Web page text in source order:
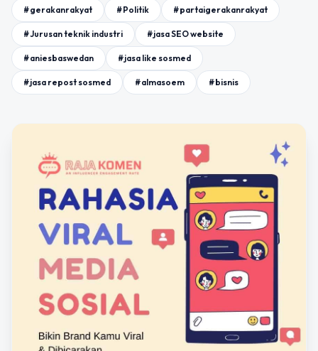
#gerakanrakyat #Politik #partaigerakanrakyat
#Jurusan teknik industri #jasa SEO website
#aniesbaswedan #jasa like sosmed
#jasa repost sosmed #almasoem #bisnis